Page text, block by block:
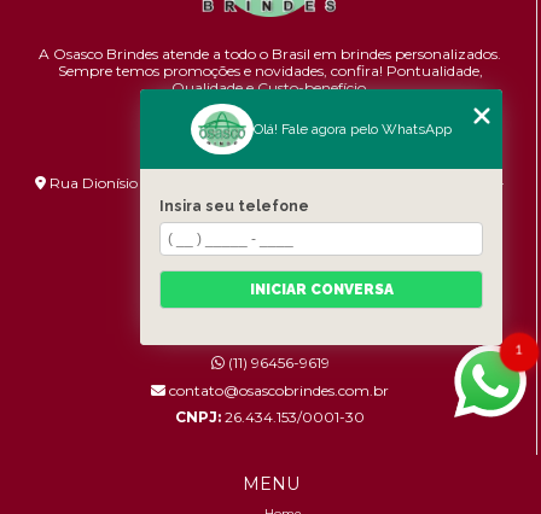
A Osasco Brindes atende a todo o Brasil em brindes personalizados.
Sempre temos promoções e novidades, confira! Pontualidade,
Qualidade e Custo-benefício.
ENDEREÇO
Rua Dionísio Bizarro, 233 - Umuarama - São Paulo - SP - 06036-
060
HORÁRIO DE ATENDIMENTO
Segunda à Sexta: 8:30h às 17:00h
(11) 96456-9619
contato@osascobrindes.com.br
CNPJ: 26.434.153/0001-30
MENU
1
Olá! Fale agora pelo WhatsApp
Insira seu telefone
INICIAR CONVERSA